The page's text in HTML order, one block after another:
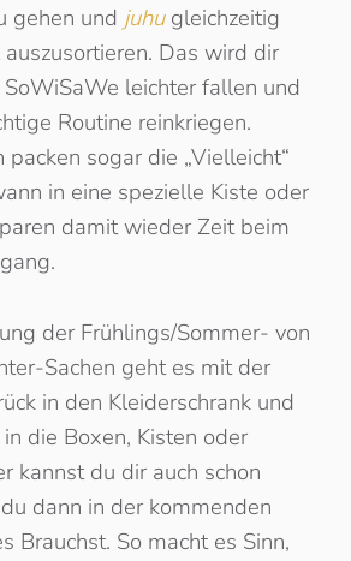
gehen und juhugleichzeitig
Das wird dir
leichter fallen und
Routine reinkriegen.
sogar die „Vielleicht“
in eine spezielle Kiste oder
damit wieder Zeit beim
der Frühlings/Sommer- von
Sachen geht es mit der
in den Kleiderschrank und
die Boxen, Kisten oder
kannst du dir auch schon
dann in der kommenden
Brauchst. So macht es Sinn,